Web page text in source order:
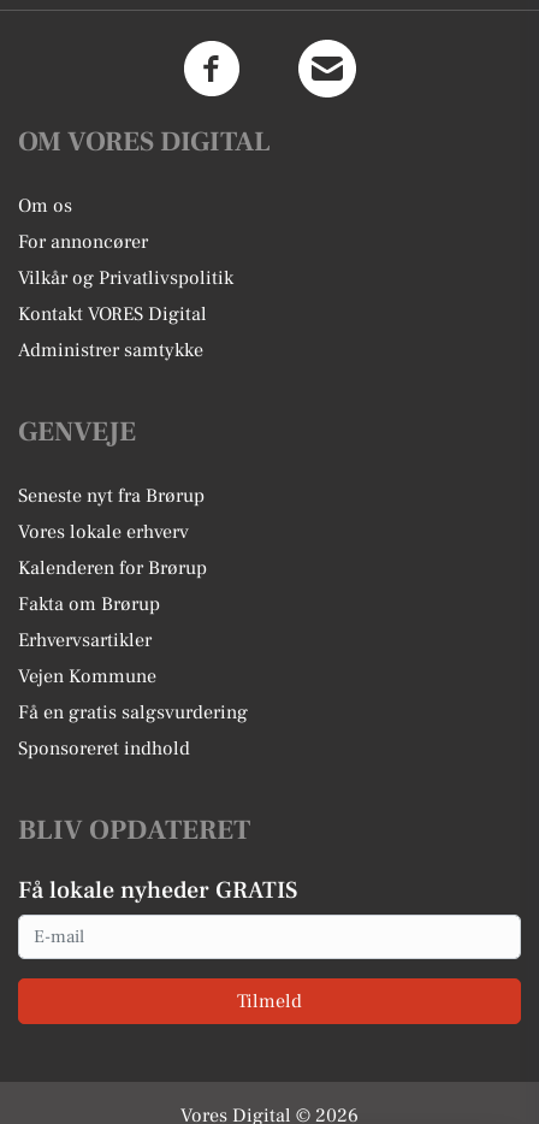
OM VORES DIGITAL
Om os
For annoncører
Vilkår og Privatlivspolitik
Kontakt VORES Digital
Administrer samtykke
GENVEJE
Seneste nyt fra Brørup
Vores lokale erhverv
Kalenderen for Brørup
Fakta om Brørup
Erhvervsartikler
Vejen Kommune
Få en gratis salgsvurdering
Sponsoreret indhold
BLIV OPDATERET
Få lokale nyheder GRATIS
Email
Tilmeld
Vores Digital © 2026